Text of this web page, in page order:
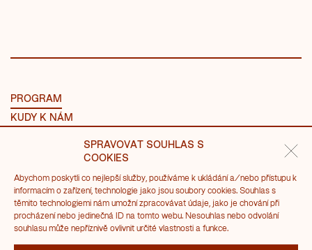
SPRAVOVAT SOUHLAS S
COOKIES
Abychom poskytli co nejlepší služby, používáme k ukládání a/nebo přístupu k
informacím o zařízení, technologie jako jsou soubory cookies. Souhlas s
těmito technologiemi nám umožní zpracovávat údaje, jako je chování při
procházení nebo jedinečná ID na tomto webu. Nesouhlas nebo odvolání
souhlasu může nepříznivě ovlivnit určité vlastnosti a funkce.
PROGRAM
KUDY K NÁM
PRONÁJMY
SVATBA V AM
ADVENT 2026 V AM
KONTAKTY